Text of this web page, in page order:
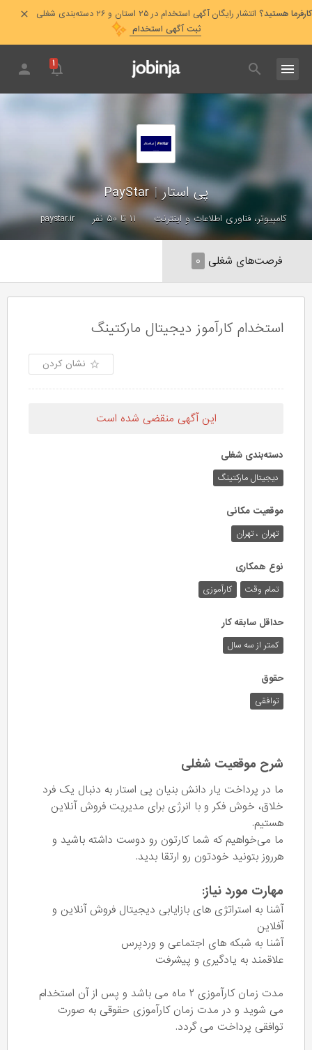
کارفرما هستید؟ انتشار رایگان آگهی استخدام در ۲۵ استان و ۲۶ دسته‌بندی شغلی
ثبت آگهی استخدام
۱
پی استار|
PayStar
کامپیوتر، فناوری اطلاعات و اینترنت ۱۱ تا ۵۰ نفر paystar.ir
فرصت‌های شغلی ۰
استخدام کارآموز دیجیتال مارکتینگ
نشان کردن
این آگهی منقضی شده است
دسته‌بندی شغلی
دیجیتال مارکتینگ
موقعیت مکانی
تهران ، تهران
نوع همکاری
تمام وقت کارآموزی
حداقل سابقه کار
کمتر از سه سال
حقوق
توافقی
شرح موقعیت شغلی
ما در پرداخت یار دانش بنیان پی استار به دنبال یک فرد
خلاق، خوش فکر و با انرژی برای مدیریت فروش آنلاین
هستیم.
ما می‌خواهیم که شما کارتون رو دوست داشته باشید و
هرروز بتونید خودتون رو ارتقا بدید.
مهارت مورد نیاز:
آشنا به استراتژی های بازایابی دیجیتال فروش آنلاین و
آفلاین
آشنا به شبکه های اجتماعی و وردپرس
علاقمند به یادگیری و پیشرفت
مدت زمان کارآموزی ۲ ماه می باشد و پس از آن استخدام
می شوید و در مدت زمان کارآموزی حقوقی به صورت
توافقی پرداخت می گردد.